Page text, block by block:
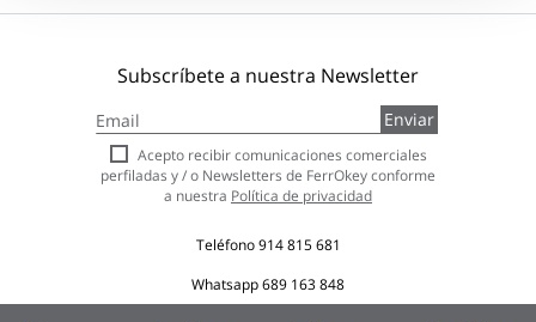
Subscríbete a nuestra Newsletter
a
nuestro
boletín
de
Enviar
Acepto recibir comunicaciones comerciales
perfiladas y / o Newsletters de FerrOkey conforme
a nuestra Política de privacidad
Teléfono914 815 681
Whatsapp689 163 848